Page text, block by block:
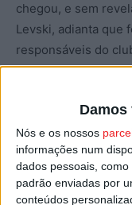
Nós e os nossos
informações num
dados pessoais,
padrão enviadas por
conteúdos
chegou, e sem
Levski, adianta que
responsáveis do
A imprensa
à carga e subir a
brasileiro que está
Académico de
André Clóvis tem